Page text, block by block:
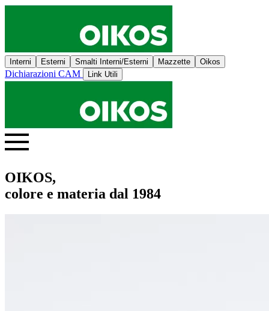
Interni Esterni Smalti Interni/Esterni Mazzette Oikos
Dichiarazioni CAM Link Utili
OIKOS,
colore e materia dal 1984